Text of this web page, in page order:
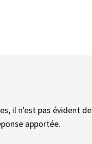
il n'est pas évident de
apportée.